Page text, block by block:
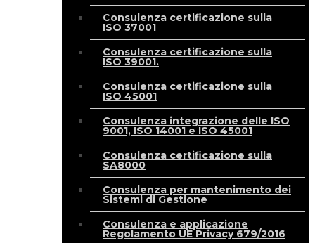
Consulenza certificazione sulla
ISO 37001
Consulenza certificazione sulla
ISO 39001.
Consulenza certificazione sulla
ISO 45001
Consulenza integrazione delle ISO
9001, ISO 14001 e ISO 45001
Consulenza certificazione sulla
SA8000
Consulenza per mantenimento dei
Sistemi di Gestione
Consulenza e applicazione
Regolamento UE Privacy 679/2016